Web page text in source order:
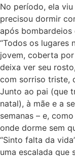
No período, ela
precisou dormir
após bombardeios
“Todos os lugares
jovem, coberta
deixa ver seu
com sorriso triste,
Junto ao pai (que
natal), à mãe e a
semanas – e,
onde dorme sem
“Sinto falta da
uma escalada que